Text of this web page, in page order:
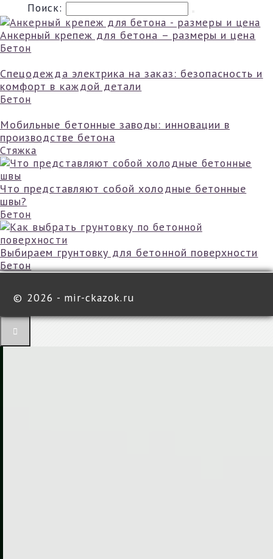
Поиск:
Анкерный крепеж для бетона – размеры и цена
Бетон
Спецодежда электрика на заказ: безопасность и
комфорт в каждой детали
Бетон
Мобильные бетонные заводы: инновации в
производстве бетона
Стяжка
Что представляют собой холодные бетонные
швы?
Бетон
Выбираем грунтовку для бетонной поверхности
Бетон
© 2026 - mir-ckazok.ru